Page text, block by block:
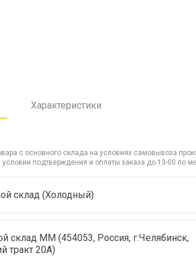
Характеристики
с основного склада на условиях самовывоза
подтверждения и оплаты заказа до 13-00 по
склад (Холодный)
склад ММ (454053, Россия, г.Челябинск,
тракт 20А)